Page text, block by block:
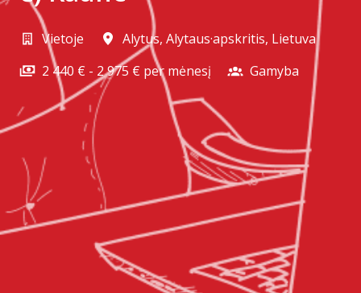
Vietoje Alytus, Alytaus·apskritis, Lietuva
2 440 € - 2 975 € per mėnesį
Gamyba